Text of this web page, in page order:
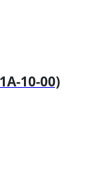
10-00)